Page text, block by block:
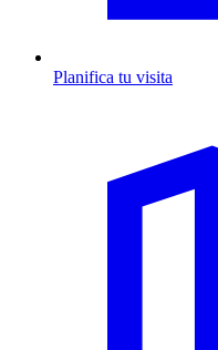
Planifica tu visita